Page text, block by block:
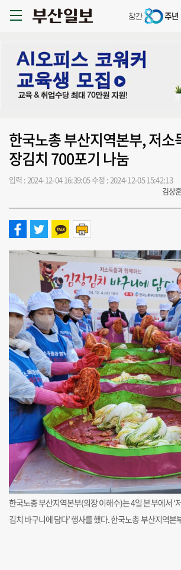
한국노총 부산지역본부, 저소
장김치 700포기 나눔
입력 : 2024-12-04 16:39:05수정 : 2024-12-05 15:42:13
김상
한국노총 부산지역본부(의장 이해수)는 4일 본부에서 ‘
김치 바구니에 담다’ 행사를 했다. 한국노총 부산지역본